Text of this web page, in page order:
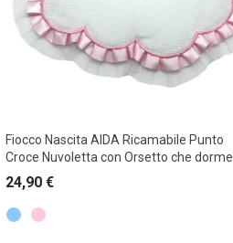
Fiocco Nascita AIDA Ricamabile Punto
Croce Nuvoletta con Orsetto che dorme
24,90 €